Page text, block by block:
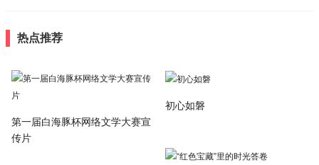
热点推荐
第一届白海豚杯网络文学大赛宣
传片
初心如磐